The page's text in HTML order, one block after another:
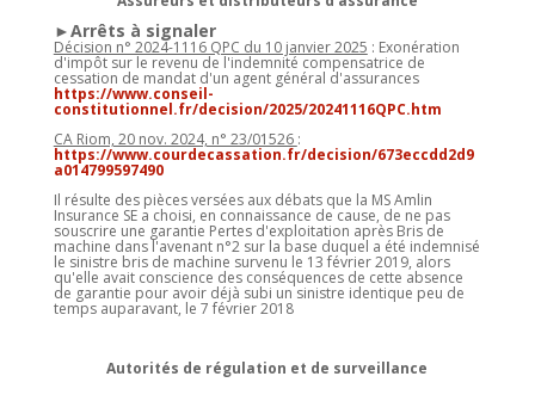
►Arrêts à signaler
Décision n° 2024-1116 QPC du 10 janvier 2025 : Exonération
d'impôt sur le revenu de l'indemnité compensatrice de
cessation de mandat d'un agent général d'assurances
https://www.conseil-
constitutionnel.fr/decision/2025/20241116QPC.htm
CA Riom, 20 nov. 2024, n° 23/01526 :
https://www.courdecassation.fr/decision/673eccdd2d9
a014799597490
Il résulte des pièces versées aux débats que la MS Amlin
Insurance SE a choisi, en connaissance de cause, de ne pas
souscrire une garantie Pertes d'exploitation après Bris de
machine dans l'avenant n°2 sur la base duquel a été indemnisé
le sinistre bris de machine survenu le 13 février 2019, alors
qu'elle avait conscience des conséquences de cette absence
de garantie pour avoir déjà subi un sinistre identique peu de
temps auparavant, le 7 février 2018
Autorités de régulation et de surveillance